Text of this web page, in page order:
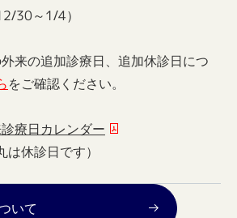
30～1/4）
来の追加診療日、追加休診日につ
をご確認ください。
療日カレンダー
は休診日です）
いて